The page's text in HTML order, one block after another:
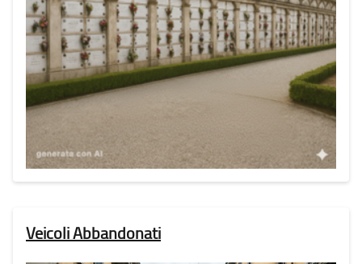
Veicoli Abbandonati